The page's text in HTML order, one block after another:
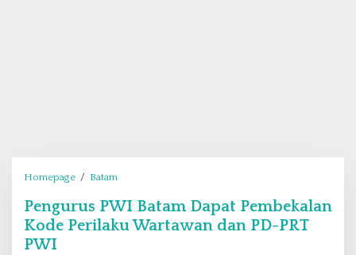
Homepage / Batam
n
g
Pengurus PWI Batam Dapat Pembekalan
Kode Perilaku Wartawan dan PD-PRT
PWI